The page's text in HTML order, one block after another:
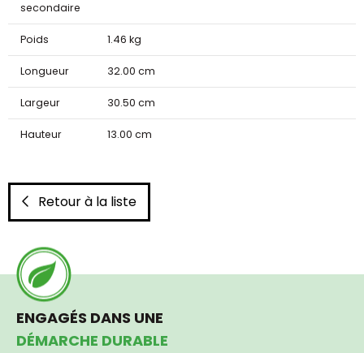
secondaire
Poids 1.46 kg
Longueur 32.00 cm
Largeur 30.50 cm
Hauteur 13.00 cm
Retour à la liste
ENGAGÉS DANS UNE
DÉMARCHE DURABLE